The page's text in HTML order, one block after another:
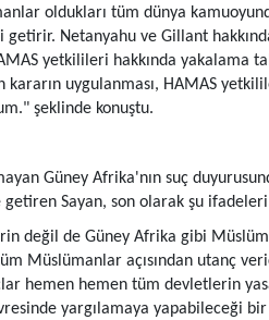
oldukları tüm dünya
Netanyahu ve Gillant
yetkilileri hakkında yakalama
kararın uygulanması, HAMAS
şeklinde konuştu.
Güney Afrika'nın suç
Sayan, son olarak şu ifadeleri
değil de Güney Afrika gibi
Müslümanlar açısından utanç
hemen hemen tüm devletlerin
yargılamaya yapabileceği